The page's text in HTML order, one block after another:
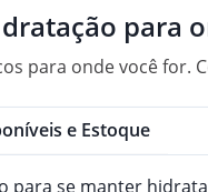
para
para onde você for.
e Estoque
para se manter